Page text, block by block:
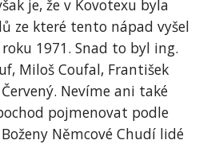
je, že v Kovotexu byla
ze které tento nápad vyšel
1971. Snad to byl ing.
Miloš Coufal, František
Nevíme ani také
pojmenovat podle
Němcové Chudí lidé